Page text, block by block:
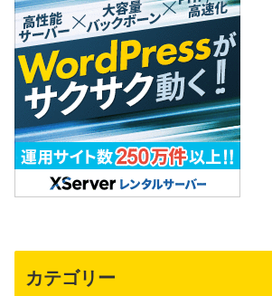
カテゴリー